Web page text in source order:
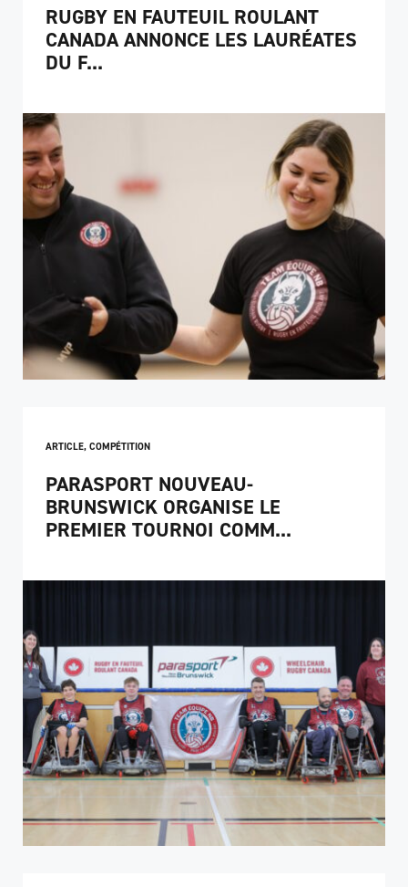
RUGBY EN FAUTEUIL ROULANT
CANADA ANNONCE LES LAURÉATES
DU F...
ARTICLE, COMPÉTITION
PARASPORT NOUVEAU-
BRUNSWICK ORGANISE LE
PREMIER TOURNOI COMM...